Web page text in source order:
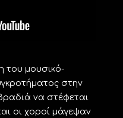
του μουσικό-
στην
να στέφεται
οι χοροί μάγεψαν